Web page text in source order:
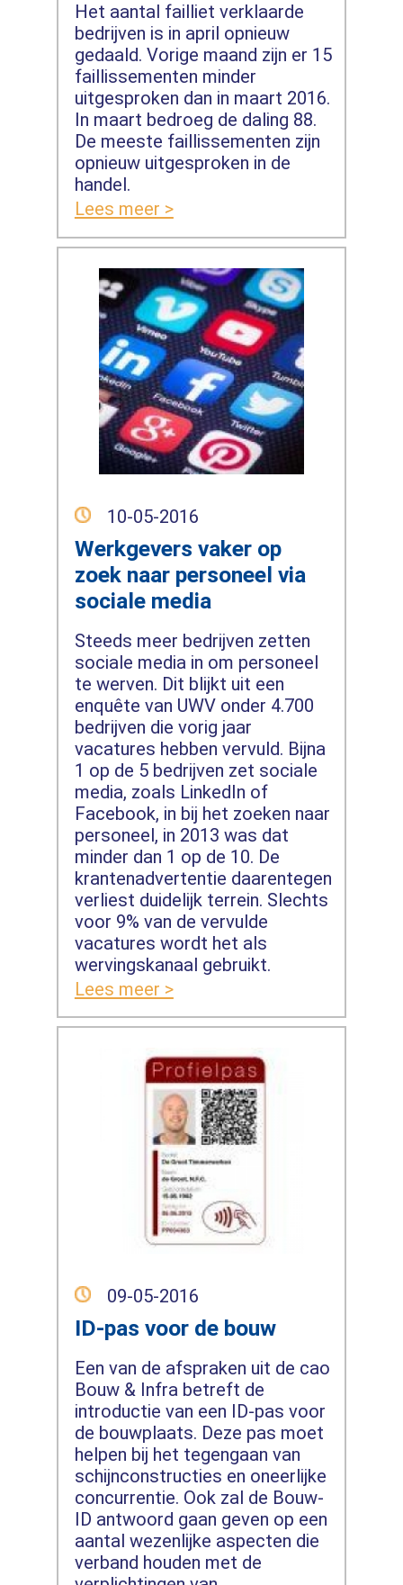
Het aantal failliet verklaarde
bedrijven is in april opnieuw
gedaald. Vorige maand zijn er 15
faillissementen minder
uitgesproken dan in maart 2016.
In maart bedroeg de daling 88.
De meeste faillissementen zijn
opnieuw uitgesproken in de
handel.
Lees meer >
10-05-2016
Werkgevers vaker op
zoek naar personeel via
sociale media
Steeds meer bedrijven zetten
sociale media in om personeel
te werven. Dit blijkt uit een
enquête van UWV onder 4.700
bedrijven die vorig jaar
vacatures hebben vervuld. Bijna
1 op de 5 bedrijven zet sociale
media, zoals LinkedIn of
Facebook, in bij het zoeken naar
personeel, in 2013 was dat
minder dan 1 op de 10. De
krantenadvertentie daarentegen
verliest duidelijk terrein. Slechts
voor 9% van de vervulde
vacatures wordt het als
wervingskanaal gebruikt.
Lees meer >
09-05-2016
ID-pas voor de bouw
Een van de afspraken uit de cao
Bouw & Infra betreft de
introductie van een ID-pas voor
de bouwplaats. Deze pas moet
helpen bij het tegengaan van
schijnconstructies en oneerlijke
concurrentie. Ook zal de Bouw-
ID antwoord gaan geven op een
aantal wezenlijke aspecten die
verband houden met de